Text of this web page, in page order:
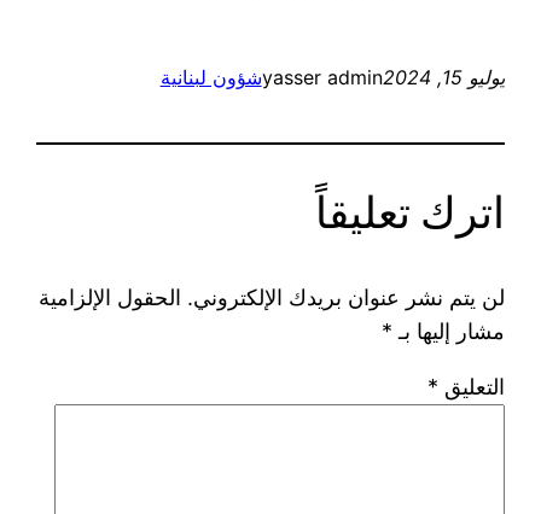
يوليو 15, 2024 yasser adminشؤون لبنانية
اترك تعليقاً
لن يتم نشر عنوان بريدك الإلكتروني. الحقول الإلزامية
مشار إليها بـ *
التعليق *